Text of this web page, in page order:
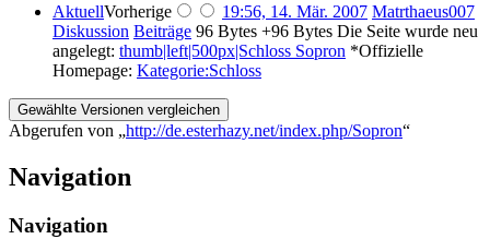
AktuellVorherige 19:56, 14. Mär. 2007 Matrthaeus007
Diskussion Beiträge 96 Bytes +96 Bytes Die Seite wurde neu
angelegt: thumb|left|500px|Schloss Sopron *Offizielle
Homepage: Kategorie:Schloss
Abgerufen von „http://de.esterhazy.net/index.php/Sopron“
Navigation
Navigation